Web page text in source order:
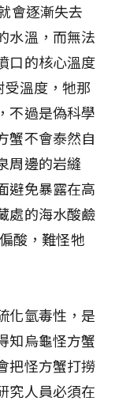
會逐漸失去
水溫，而無法
口的核心溫度
溫度，牠那
不過是偽科學
蟹不會泰然自
周邊的岩縫
避免暴露在高
處的海水酸鹼
酸，難怪牠
化氫毒性，是
知烏龜怪方蟹
把怪方蟹打撈
究人員必須在